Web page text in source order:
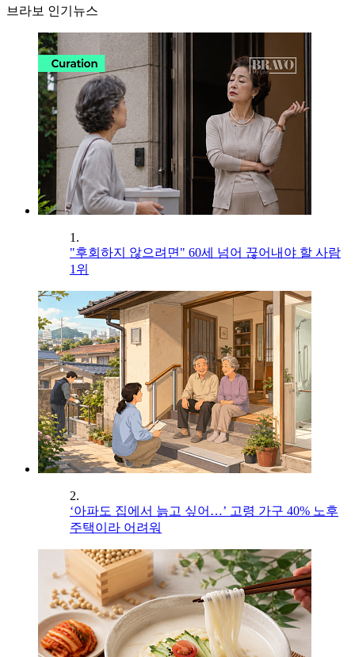
브라보 인기뉴스
1.
"후회하지 않으려면" 60세 넘어 끊어내야 할 사람
1위
2.
‘아파도 집에서 늙고 싶어…’ 고령 가구 40% 노후
주택이라 어려워